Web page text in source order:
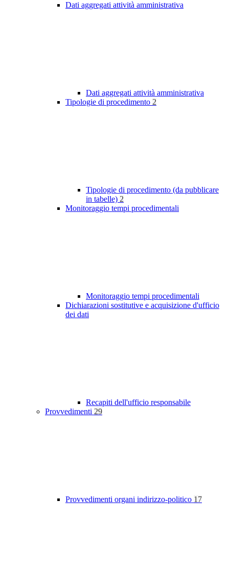
Dati aggregati attività amministrativa
Dati aggregati attività amministrativa
Tipologie di procedimento 2
Tipologie di procedimento (da pubblicare
in tabelle) 2
Monitoraggio tempi procedimentali
Monitoraggio tempi procedimentali
Dichiarazioni sostitutive e acquisizione d'ufficio
dei dati
Recapiti dell'ufficio responsabile
Provvedimenti 29
Provvedimenti organi indirizzo-politico 17